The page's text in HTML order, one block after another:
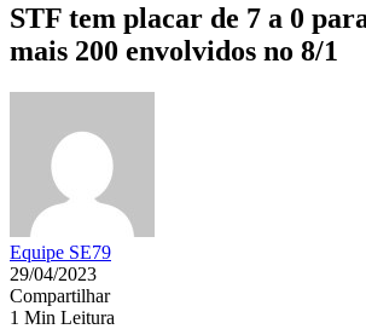
STF tem placar de 7 a 0
mais 200 envolvidos no 8/1
Equipe SE79
29/04/2023
Compartilhar
1 Min Leitura